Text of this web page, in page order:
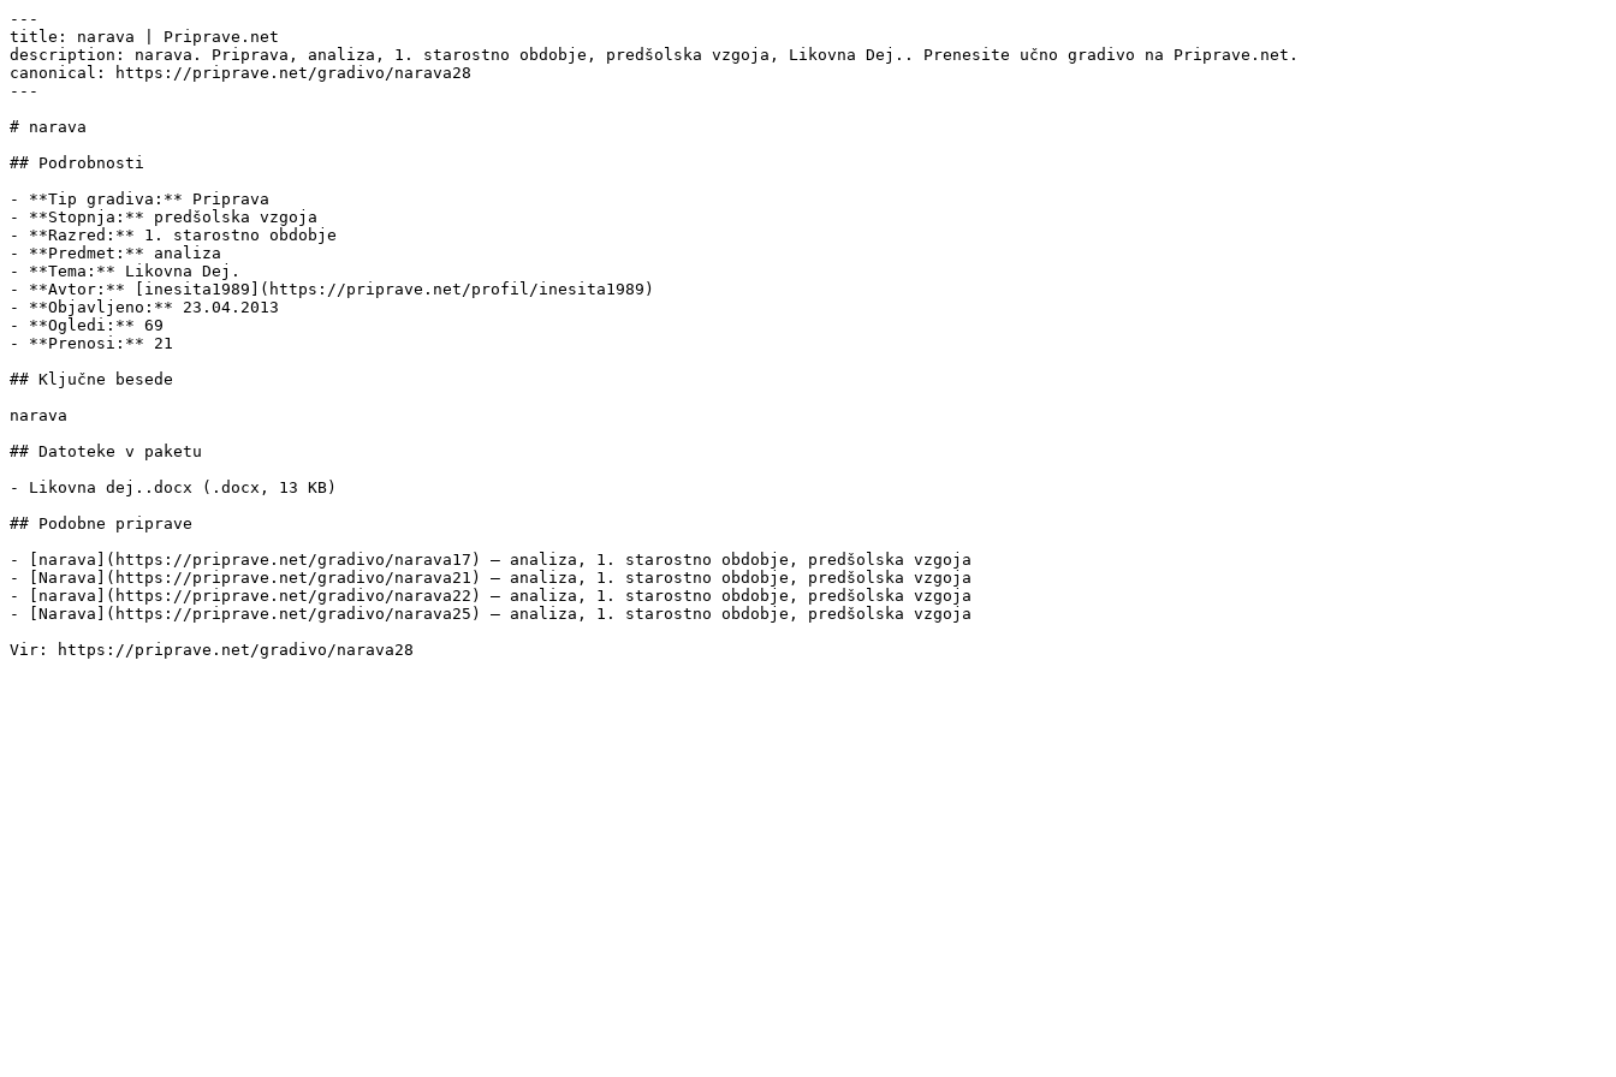
---
title: narava | Priprave.net
description: narava. Priprava, analiza, 1. starostno obdobje, predšolska vzgoja, Likovna Dej.. Prenesite učno gradivo na Priprave.net.
canonical: https://priprave.net/gradivo/narava28
---
# narava
## Podrobnosti
- **Tip gradiva:** Priprava
- **Stopnja:** predšolska vzgoja
- **Razred:** 1. starostno obdobje
- **Predmet:** analiza
- **Tema:** Likovna Dej.
- **Avtor:** [inesita1989](https://priprave.net/profil/inesita1989)
- **Objavljeno:** 23.04.2013
- **Ogledi:** 69
- **Prenosi:** 21
## Ključne besede
narava
## Datoteke v paketu
- Likovna dej..docx (.docx, 13 KB)
## Podobne priprave
- [narava](https://priprave.net/gradivo/narava17) — analiza, 1. starostno obdobje, predšolska vzgoja
- [Narava](https://priprave.net/gradivo/narava21) — analiza, 1. starostno obdobje, predšolska vzgoja
- [narava](https://priprave.net/gradivo/narava22) — analiza, 1. starostno obdobje, predšolska vzgoja
- [Narava](https://priprave.net/gradivo/narava25) — analiza, 1. starostno obdobje, predšolska vzgoja